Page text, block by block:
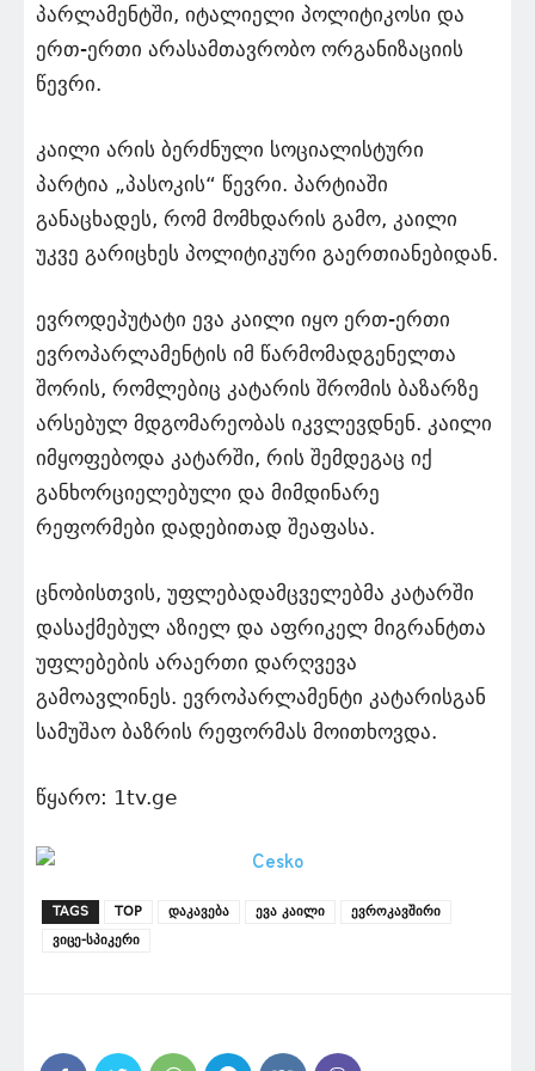
პარლამენტში, იტალიელი პოლიტიკოსი და
ერთ-ერთი არასამთავრობო ორგანიზაციის
წევრი.
კაილი არის ბერძნული სოციალისტური
პარტია „პასოკის“ წევრი. პარტიაში
განაცხადეს, რომ მომხდარის გამო, კაილი
უკვე გარიცხეს პოლიტიკური გაერთიანებიდან.
ევროდეპუტატი ევა კაილი იყო ერთ-ერთი
ევროპარლამენტის იმ წარმომადგენელთა
შორის, რომლებიც კატარის შრომის ბაზარზე
არსებულ მდგომარეობას იკვლევდნენ. კაილი
იმყოფებოდა კატარში, რის შემდეგაც იქ
განხორციელებული და მიმდინარე
რეფორმები დადებითად შეაფასა.
ცნობისთვის, უფლებადამცველებმა კატარში
დასაქმებულ აზიელ და აფრიკელ მიგრანტთა
უფლებების არაერთი დარღვევა
გამოავლინეს. ევროპარლამენტი კატარისგან
სამუშაო ბაზრის რეფორმას მოითხოვდა.
წყარო: 1tv.ge
TAGS TOP დაკავება ევა კაილი
ევროკავშირი
ვიცე-სპიკერი